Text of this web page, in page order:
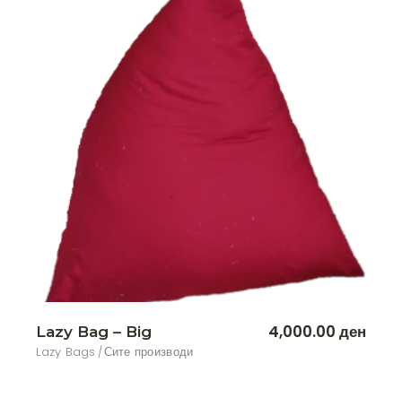
Lazy Bag – Big
Lazy Bags Сите производи
4,000.00 ден